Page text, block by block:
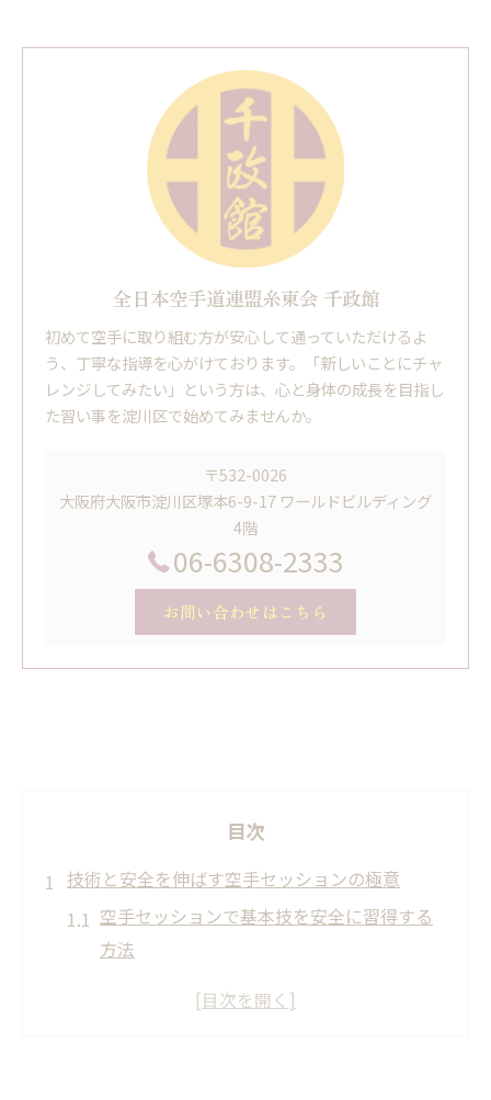
全日本空手道連盟糸東会 千政館
初めて空手に取り組む方が安心して通っていただけるよ
う、丁寧な指導を心がけております。「新しいことにチャ
レンジしてみたい」という方は、心と身体の成長を目指し
た習い事を淀川区で始めてみませんか。
〒532-0026
大阪府大阪市淀川区塚本6-9-17 ワールドビルディング
4階
06-6308-2333
お問い合わせはこちら
目次
技術と安全を伸ばす空手セッションの極意
空手セッションで基本技を安全に習得する
方法
安全意識を高める空手の対人稽古ポイント